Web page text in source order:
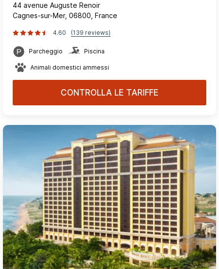
44 avenue Auguste Renoir
Cagnes-sur-Mer, 06800, France
4.60 (139 reviews)
Parcheggio Piscina
Animali domestici ammessi
CONTROLLA LE TARIFFE